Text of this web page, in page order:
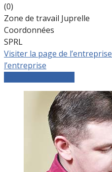
(0)
Zone de travail Juprelle
Coordonnées
SPRL
Visiter la page de l’entreprise
l’entreprise